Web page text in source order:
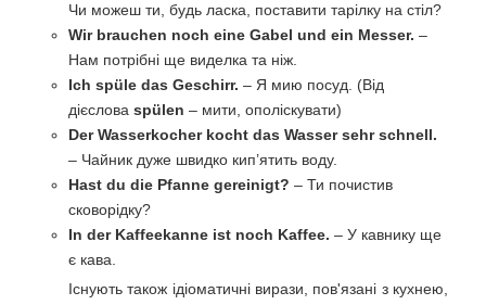
Чи можеш ти, будь ласка, поставити тарілку на стіл?
Wir brauchen noch eine Gabel und ein Messer. –
Нам потрібні ще виделка та ніж.
Ich spüle das Geschirr. – Я мию посуд. (Від
дієслова spülen – мити, ополіскувати)
Der Wasserkocher kocht das Wasser sehr schnell.
– Чайник дуже швидко кип’ятить воду.
Hast du die Pfanne gereinigt? – Ти почистив
сковорідку?
In der Kaffeekanne ist noch Kaffee. – У кавнику ще
є кава.
Існують також ідіоматичні вирази, пов'язані з кухнею,